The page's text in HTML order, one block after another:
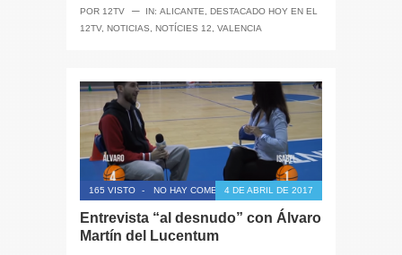
POR 12TV ─ IN: ALICANTE, DESTACADO HOY EN EL
12TV, NOTICIAS, NOTÍCIES 12, VALENCIA
165 VISTO - NO HAY COMENTARIOS4 DE ABRIL DE 2017
Entrevista “al desnudo” con Álvaro
Martín del Lucentum